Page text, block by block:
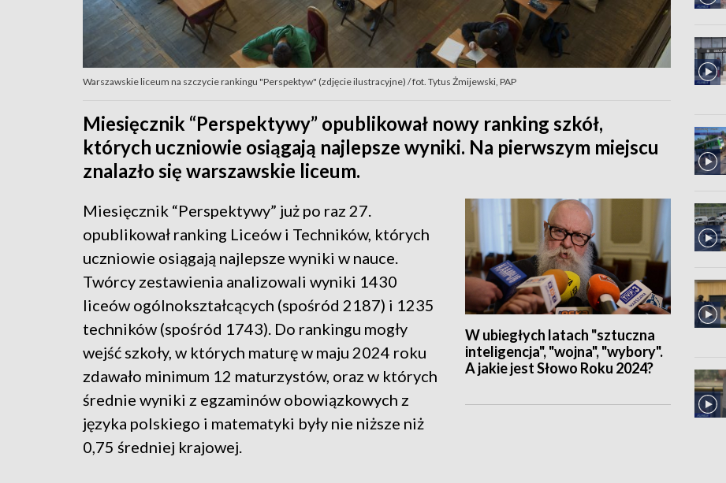
Warszawskie liceum na szczycie rankingu "Perspektyw" (zdjęcie ilustracyjne) / fot. Tytus Żmijewski, PAP
Miesięcznik “Perspektywy” opublikował nowy ranking szkół,
których uczniowie osiągają najlepsze wyniki. Na pierwszym miejscu
znalazło się warszawskie liceum.
W ubiegłych latach "sztuczna
inteligencja", "wojna", "wybory".
A jakie jest Słowo Roku 2024?
Miesięcznik “Perspektywy” już po raz 27.
opublikował ranking Liceów i Techników, których
uczniowie osiągają najlepsze wyniki w nauce.
Twórcy zestawienia analizowali wyniki 1430
liceów ogólnokształcących (spośród 2187) i 1235
techników (spośród 1743). Do rankingu mogły
wejść szkoły, w których maturę w maju 2024 roku
zdawało minimum 12 maturzystów, oraz w których
średnie wyniki z egzaminów obowiązkowych z
języka polskiego i matematyki były nie niższe niż
0,75 średniej krajowej.